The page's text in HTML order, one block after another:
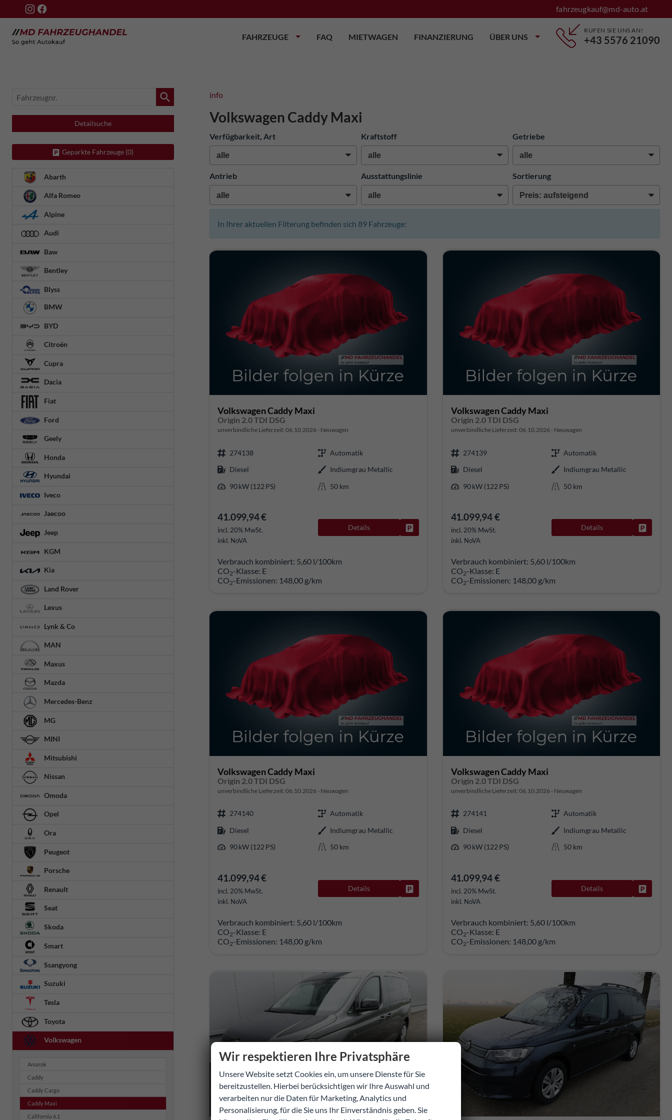
fahrzeugkauf@md-auto.at
FAHRZEUGE FAQ MIETWAGEN FINANZIERUNG ÜBER UNS
RUFEN SIE UNS AN!
+43 5576 21090
info
Volkswagen Caddy Maxi
Verfügbarkeit, Art Kraftstoff Getriebe
Antrieb Ausstattungslinie Sortierung
In Ihrer aktuellen Filterung befinden sich 89 Fahrzeuge:
Volkswagen Caddy Maxi
Origin 2.0 TDI DSG
unverbindliche Lieferzeit:06.10.2026 Neuwagen
274138
Automatik
Diesel
Indiumgrau Metallic
90 kW (122 PS)
50 km
41.099,94 €
incl. 20% MwSt.
inkl. NoVA
Details Fahrzeug parken
Verbrauch kombiniert: 5,60 l/100km
CO2-Klasse: E
CO2-Emissionen: 148,00 g/km
Volkswagen Caddy Maxi
Origin 2.0 TDI DSG
unverbindliche Lieferzeit: 06.10.2026 Neuwagen
274139
Automatik
Diesel
Indiumgrau Metallic
90 kW (122 PS)
50 km
41.099,94 €
incl. 20% MwSt.
inkl. NoVA
Details
Verbrauch kombiniert: 5,60 l/100km
CO2-Klasse: E
CO2-Emissionen: 148,00 g/km
Volkswagen Caddy Maxi
Origin 2.0 TDI DSG
unverbindliche Lieferzeit:06.10.2026 Neuwagen
274140
Automatik
Diesel
Indiumgrau Metallic
90 kW (122 PS)
50 km
41.099,94 €
incl. 20% MwSt.
inkl. NoVA
Details Fahrzeug parken
Verbrauch kombiniert: 5,60 l/100km
CO2-Klasse: E
CO2-Emissionen: 148,00 g/km
Volkswagen Caddy Maxi
Origin 2.0 TDI DSG
unverbindliche Lieferzeit: 06.10.2026 Neuwagen
274141
Automatik
Diesel
Indiumgrau Metallic
90 kW (122 PS)
50 km
41.099,94 €
incl. 20% MwSt.
inkl. NoVA
Details
Verbrauch kombiniert: 5,60 l/100km
CO2-Klasse: E
CO2-Emissionen: 148,00 g/km
Fahrzeugnr.
Detailsuche
Geparkte Fahrzeuge (0)
Abarth
Alfa Romeo
Alpine
Audi
Baw
Bentley
Blyss
BMW
BYD
Citroën
Cupra
Dacia
Fiat
Ford
Geely
Honda
Hyundai
Iveco
Jaecoo
Jeep
KGM
Kia
Land Rover
Lexus
Lynk & Co
MAN
Maxus
Mazda
Mercedes-Benz
MG
MINI
Mitsubishi
Nissan
Omoda
Opel
Ora
Peugeot
Porsche
Renault
Seat
Skoda
Smart
Ssangyong
Suzuki
Tesla
Toyota
Volkswagen
Amarok
Caddy
Caddy Cargo
Caddy Maxi
California 6.1
Wir respektieren Ihre Privatsphäre
Unsere Website setzt Cookies ein, um unsere Dienste für Sie
bereitzustellen. Hierbei berücksichtigen wir Ihre Auswahl und
verarbeiten nur die Daten für Marketing, Analytics und
Personalisierung, für die Sie uns Ihr Einverständnis geben. Sie